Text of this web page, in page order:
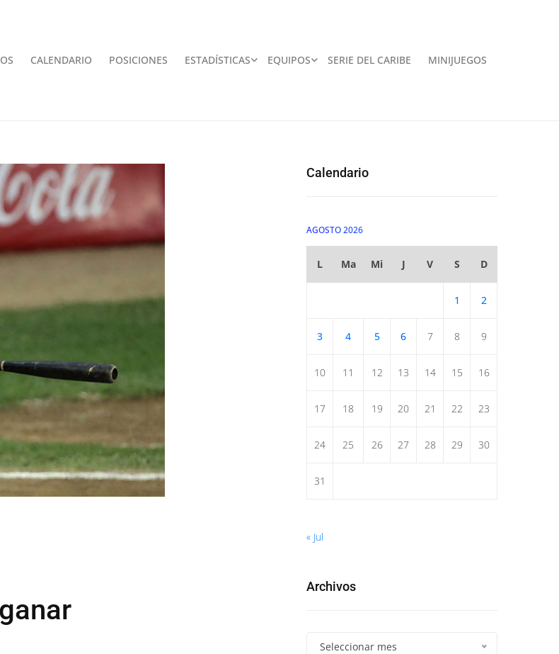
CALENDARIO POSICIONES ESTADÍSTICAS EQUIPOS SERIE DEL CARIBE MINIJUEGOS
Calendario
AGOSTO 2026
L Ma Mi J V S D
1 2
3 4 5 6 7 8 9
10 11 12 13 14 15 16
17 18 19 20 21 22 23
24 25 26 27 28 29 30
31
« Jul
Archivos
Seleccionar mes